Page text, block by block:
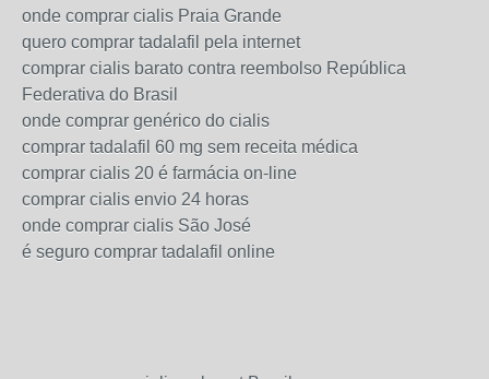
onde comprar cialis Praia Grande
quero comprar tadalafil pela internet
comprar cialis barato contra reembolso República
Federativa do Brasil
onde comprar genérico do cialis
comprar tadalafil 60 mg sem receita médica
comprar cialis 20 é farmácia on-line
comprar cialis envio 24 horas
onde comprar cialis São José
é seguro comprar tadalafil online